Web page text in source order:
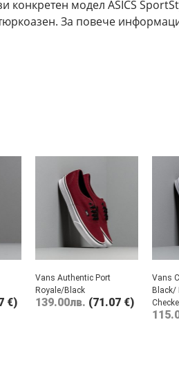
конкретен модел ASICS
За повече
€)
Vans Authentic Port
Royale/Black
139.00лв. (71.07 €)
Vans
Black/